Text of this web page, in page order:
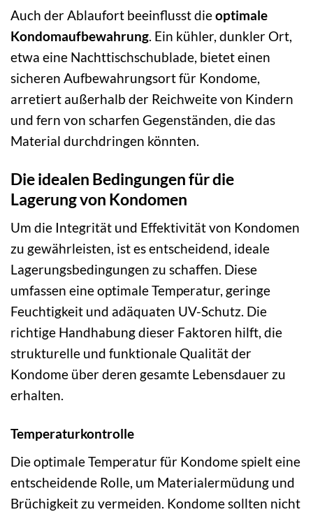
Auch der Ablaufort beeinflusst dieoptimale
Kondomaufbewahrung. Ein kühler, dunkler Ort,
etwa eine Nachttischschublade, bietet einen
sicheren Aufbewahrungsort für Kondome,
arretiert außerhalb der Reichweite von Kindern
und fern von scharfen Gegenständen, die das
Material durchdringen könnten.
Die idealen Bedingungen für die
Lagerung von Kondomen
Um die Integrität und Effektivität von Kondomen
zu gewährleisten, ist es entscheidend, ideale
Lagerungsbedingungen zu schaffen. Diese
umfassen eine optimale Temperatur, geringe
Feuchtigkeit und adäquaten UV-Schutz. Die
richtige Handhabung dieser Faktoren hilft, die
strukturelle und funktionale Qualität der
Kondome über deren gesamte Lebensdauer zu
erhalten.
Temperaturkontrolle
Die optimale Temperatur für Kondome spielt eine
entscheidende Rolle, um Materialermüdung und
Brüchigkeit zu vermeiden. Kondome sollten nicht